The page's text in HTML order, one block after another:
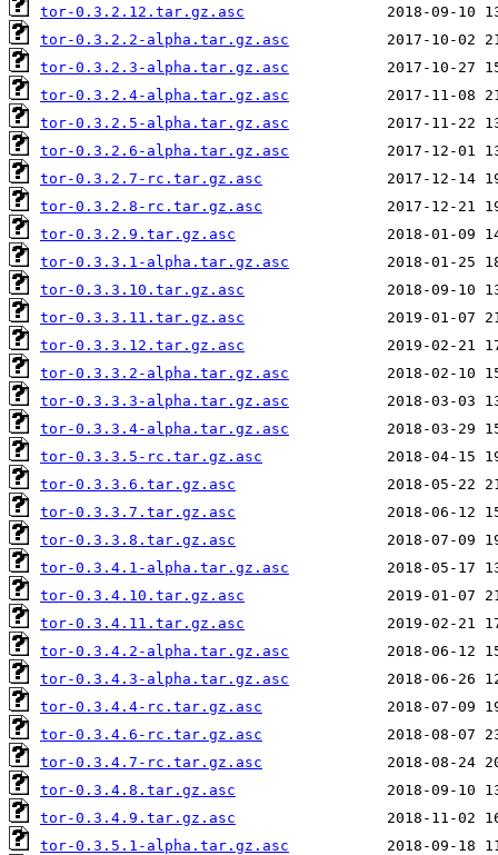
tor-0.3.2.12.tar.gz.asc
tor-0.3.2.2-alpha.tar.gz.asc
tor-0.3.2.3-alpha.tar.gz.asc
tor-0.3.2.4-alpha.tar.gz.asc
tor-0.3.2.5-alpha.tar.gz.asc
tor-0.3.2.6-alpha.tar.gz.asc
tor-0.3.2.7-rc.tar.gz.asc
tor-0.3.2.8-rc.tar.gz.asc
tor-0.3.2.9.tar.gz.asc
tor-0.3.3.1-alpha.tar.gz.asc
tor-0.3.3.10.tar.gz.asc
tor-0.3.3.11.tar.gz.asc
tor-0.3.3.12.tar.gz.asc
tor-0.3.3.2-alpha.tar.gz.asc
tor-0.3.3.3-alpha.tar.gz.asc
tor-0.3.3.4-alpha.tar.gz.asc
tor-0.3.3.5-rc.tar.gz.asc
tor-0.3.3.6.tar.gz.asc
tor-0.3.3.7.tar.gz.asc
tor-0.3.3.8.tar.gz.asc
tor-0.3.4.1-alpha.tar.gz.asc
tor-0.3.4.10.tar.gz.asc
tor-0.3.4.11.tar.gz.asc
tor-0.3.4.2-alpha.tar.gz.asc
tor-0.3.4.3-alpha.tar.gz.asc
tor-0.3.4.4-rc.tar.gz.asc
tor-0.3.4.6-rc.tar.gz.asc
tor-0.3.4.7-rc.tar.gz.asc
tor-0.3.4.8.tar.gz.asc
tor-0.3.4.9.tar.gz.asc
tor-0.3.5.1-alpha.tar.gz.asc